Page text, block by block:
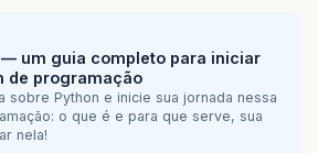
— um guia completo para iniciar
de programação
sobre Python e inicie sua jornada nessa
o que é e para que serve, sua
nela!